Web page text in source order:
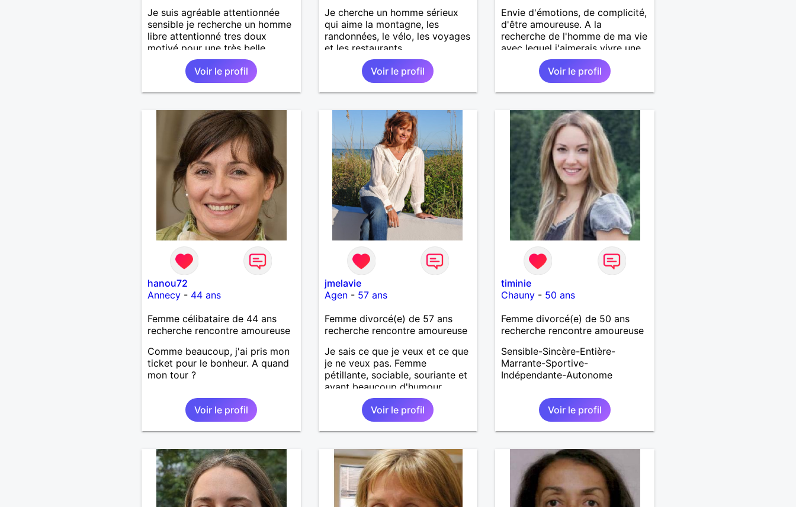
Je suis agréable attentionnée
sensible je recherche un homme
libre attentionné tres doux
motivé pour une très belle
longue histoire sérieuse et
Voir le profil
Je cherche un homme sérieux
qui aime la montagne, les
randonnées, le vélo, les voyages
et les restaurants.
Voir le profil
Envie d'émotions, de complicité,
d'être amoureuse. A la
recherche de l'homme de ma vie
avec lequel j'aimerais vivre une
vraie histoire et partager le
quotidien. Il devra être sincère,
responsable, ambitieux,
entreprenant, fort de caractère
saura me chouchouter et me
mettre en valeur, me donner son
amour et attention. Merci de
m'avoir lu et à bientôt...
Voir le profil
hanou72
Annecy- 44 ans
Femme célibataire de 44 ans
recherche rencontre amoureuse
Comme beaucoup, j'ai pris mon
ticket pour le bonheur. A quand
mon tour ?
Voir le profil
jmelavie
Agen- 57 ans
Femme divorcé(e) de 57 ans
recherche rencontre amoureuse
Je sais ce que je veux et ce que
je ne veux pas. Femme
pétillante, sociable, souriante et
ayant beaucoup d'humour
cherche à faire de nouvelles
connaissances amicales voire
plus si affinités.
Voir le profil
timinie
Chauny - 50 ans
Femme divorcé(e) de 50 ans
recherche rencontre amoureuse
Sensible-Sincère-Entière-
Marrante-Sportive-
Indépendante-Autonome
Voir le profil